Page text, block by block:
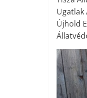
Ugatlak
Újhold